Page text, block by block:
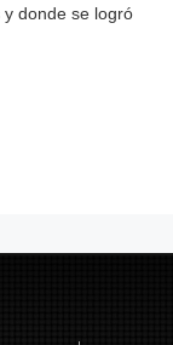
donde se logró